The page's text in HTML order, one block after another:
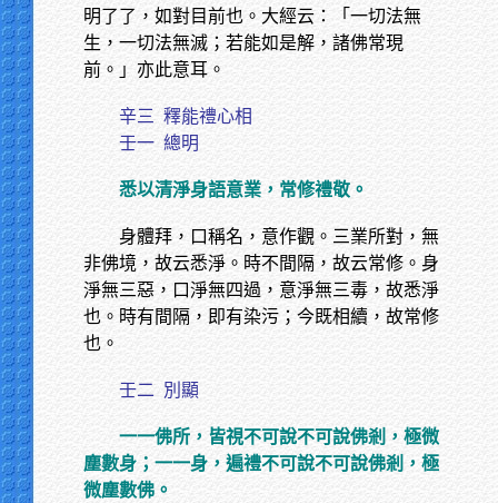
明了了，如對目前也。大經云：「一切法無
生，一切法無滅；若能如是解，諸佛常現
前。」亦此意耳。
辛三 釋能禮心相
壬一 總明
悉以清淨身語意業，常修禮敬。
身體拜，口稱名，意作觀。三業所對，無
非佛境，故云悉淨。時不間隔，故云常修。身
淨無三惡，口淨無四過，意淨無三毒，故悉淨
也。時有間隔，即有染污；今既相續，故常修
也。
壬二 別顯
一一佛所，皆視不可說不可說佛剎，極微
塵數身；一一身，遍禮不可說不可說佛剎，極
微塵數佛。